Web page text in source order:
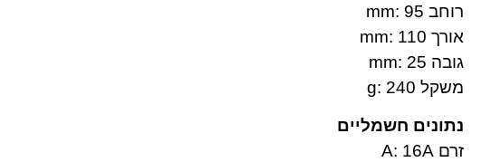
רוחב mm: 95
אורך mm: 110
גובה mm: 25
משקל g: 240
נתונים חשמליים
זרם A: 16A